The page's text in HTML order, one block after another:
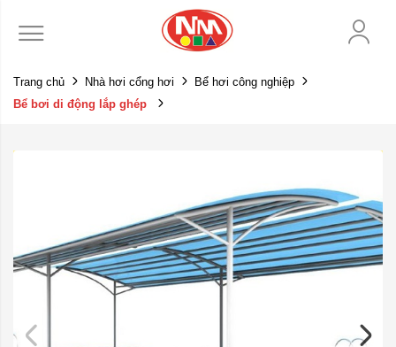
Trang chủ Nhà hơi cổng hơi
Bể hơi công nghiệp
Bể bơi di động lắp ghép